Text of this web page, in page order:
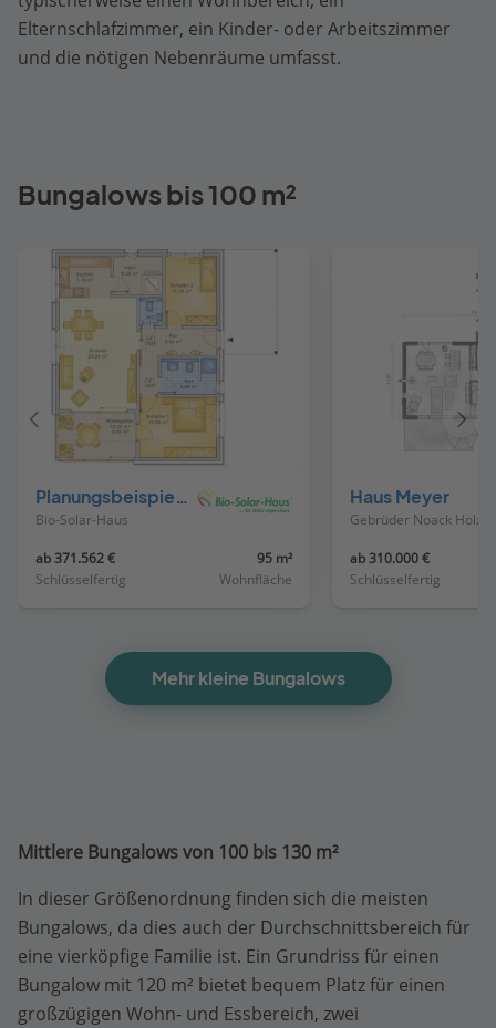
Elternschlafzimmer, ein Kinder- oder Arbeitszimmer
und die nötigen Nebenräume umfasst.
Bungalows bis 100 m²
Planungsbeispiel 95H10
Bio-Solar-Haus
ab 371.562 €
Schlüsselfertig
95 m²
Wohnfläche
Haus Meyer
ab 310.000 €
Schlüsselfertig
Vorheriges
Haus
Mehr kleine Bungalows
Mittlere Bungalows von 100 bis 130 m²
In dieser Größenordnung finden sich die meisten
Bungalows, da dies auch der Durchschnittsbereich für
eine vierköpfige Familie ist. Ein Grundriss für einen
Bungalow mit 120 m² bietet bequem Platz für einen
großzügigen Wohn- und Essbereich, zwei